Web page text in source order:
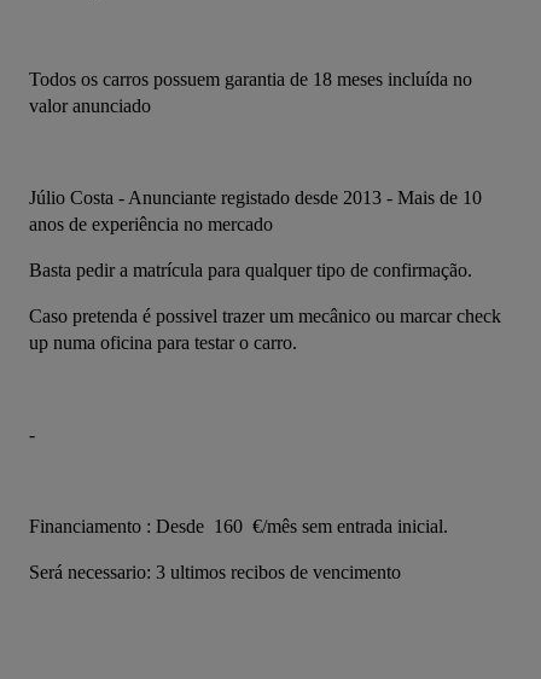
Todos os carros possuem garantia de 18 meses incluída no
valor anunciado
Júlio Costa - Anunciante registado desde 2013 - Mais de 10
anos de experiência no mercado
Basta pedir a matrícula para qualquer tipo de confirmação.
Caso pretenda é possivel trazer um mecânico ou marcar check
up numa oficina para testar o carro.
-
Financiamento : Desde  160  €/mês sem entrada inicial.
Será necessario: 3 ultimos recibos de vencimento